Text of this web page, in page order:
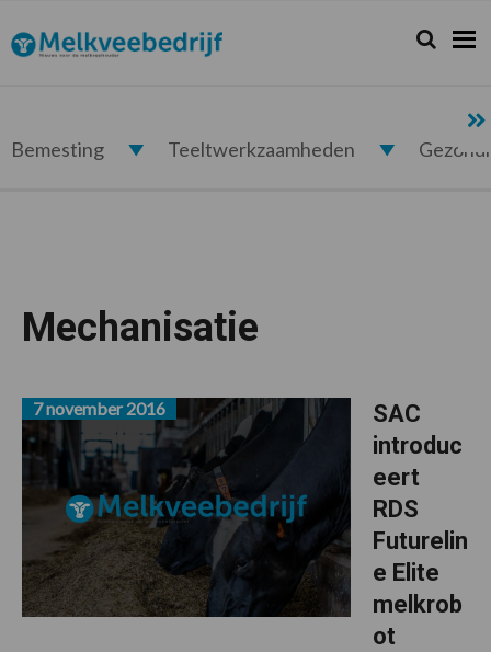
de
hoofdnavigatie
de
hoofd
de
voettekst
Melkveebedrijf.nl Zoeken...
Zoek
Bemesting Teeltwerkzaamheden
Mechanisatie
SAC
introduc
eert
RDS
Futurelin
e Elite
melkrob
ot
7 november 2016